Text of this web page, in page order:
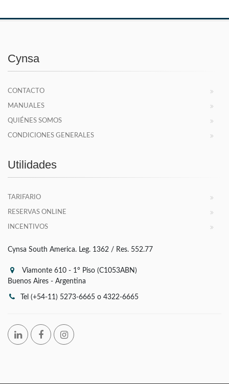
Cynsa
CONTACTO
MANUALES
QUIÉNES SOMOS
CONDICIONES GENERALES
Utilidades
TARIFARIO
RESERVAS ONLINE
INCENTIVOS
Cynsa South America. Leg. 1362 / Res. 552.77
Viamonte 610 - 1° Piso (C1053ABN)
Buenos Aires - Argentina
Tel (+54-11) 5273-6665 o 4322-6665